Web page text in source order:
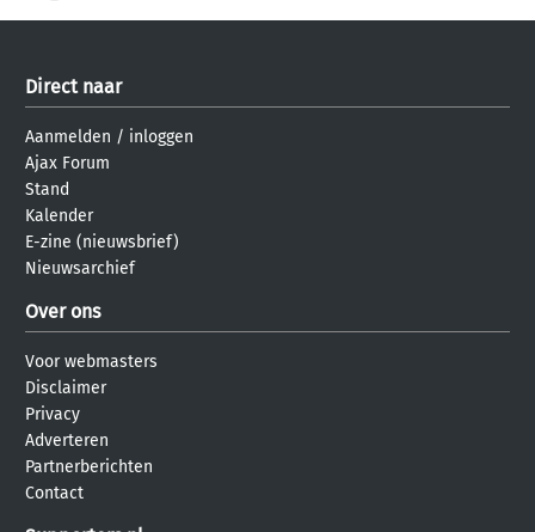
Direct naar
Aanmelden / inloggen
Ajax Forum
Stand
Kalender
E-zine (nieuwsbrief)
Nieuwsarchief
Over ons
Voor webmasters
Disclaimer
Privacy
Adverteren
Partnerberichten
Contact